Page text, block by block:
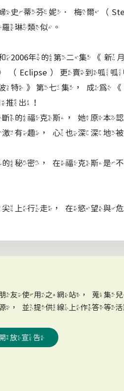
芬妮．梅爾（
琳類似。
年的第二集《新
Eclipse）更賣到呱
特》第七集，成為
推出！
福克斯，她原本
有趣，心也深深地
密，在福克斯是
行走，在慾望與
友使用之網站，蒐集
，並提供線上作答等
放宣告